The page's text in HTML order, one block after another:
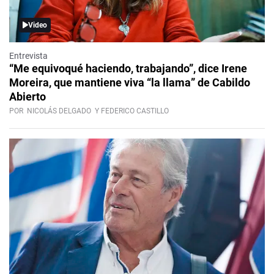
Video
Entrevista
“Me equivoqué haciendo, trabajando”, dice Irene
Moreira, que mantiene viva “la llama” de Cabildo
Abierto
POR NICOLÁS DELGADO Y FEDERICO CASTILLO